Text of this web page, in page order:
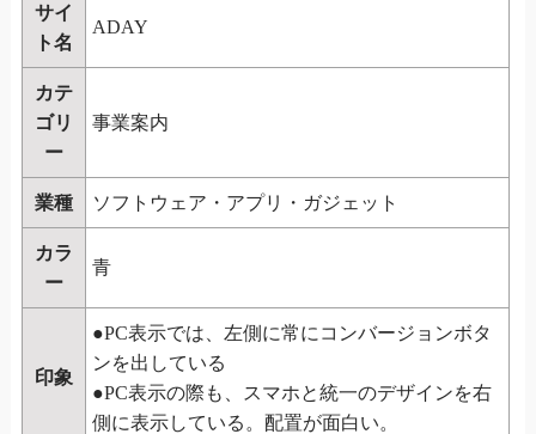
サイ
ト名
ADAY
カテ
ゴリ
ー
事業案内
業種 ソフトウェア・アプリ・ガジェット
カラ
ー
青
印象
●PC表示では、左側に常にコンバージョンボタ
ンを出している
●PC表示の際も、スマホと統一のデザインを右
側に表示している。配置が面白い。